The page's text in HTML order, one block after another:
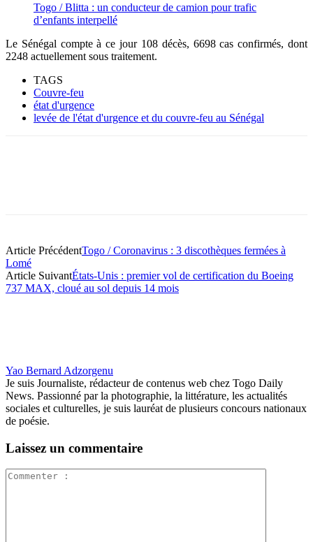
Togo / Blitta : un conducteur de camion pour trafic
d’enfants interpellé
Le Sénégal compte à ce jour 108 décès, 6698 cas confirmés, dont
2248 actuellement sous traitement.
TAGS
Couvre-feu
état d'urgence
levée de l'état d'urgence et du couvre-feu au Sénégal
Article PrécédentTogo / Coronavirus : 3 discothèques fermées à
Lomé
Article SuivantÉtats-Unis : premier vol de certification du Boeing
737 MAX, cloué au sol depuis 14 mois
Yao Bernard Adzorgenu
Je suis Journaliste, rédacteur de contenus web chez Togo Daily
News. Passionné par la photographie, la littérature, les actualités
sociales et culturelles, je suis lauréat de plusieurs concours nationaux
de poésie.
Laissez un commentaire